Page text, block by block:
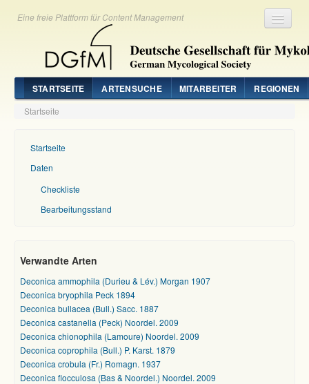
Eine freie Plattform für Content Management
STARTSEITE ARTENSUCHE MITARBEITER REGIONEN
Startseite
Startseite
Daten
Checkliste
Bearbeitungsstand
Verwandte Arten
Deconica ammophila (Durieu & Lév.) Morgan 1907
Deconica bryophila Peck 1894
Deconica bullacea (Bull.) Sacc. 1887
Deconica castanella (Peck) Noordel. 2009
Deconica chionophila (Lamoure) Noordel. 2009
Deconica coprophila (Bull.) P. Karst. 1879
Deconica crobula (Fr.) Romagn. 1937
Deconica flocculosa (Bas & Noordel.) Noordel. 2009